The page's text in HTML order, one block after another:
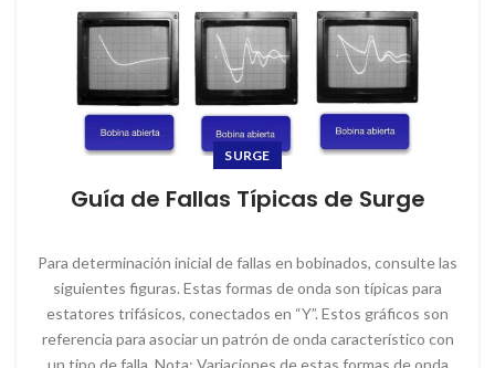
SURGE
Guía de Fallas Típicas de Surge
Para determinación inicial de fallas en bobinados, consulte las
siguientes figuras. Estas formas de onda son típicas para
estatores trifásicos, conectados en “Y”. Estos gráficos son
referencia para asociar un patrón de onda característico con